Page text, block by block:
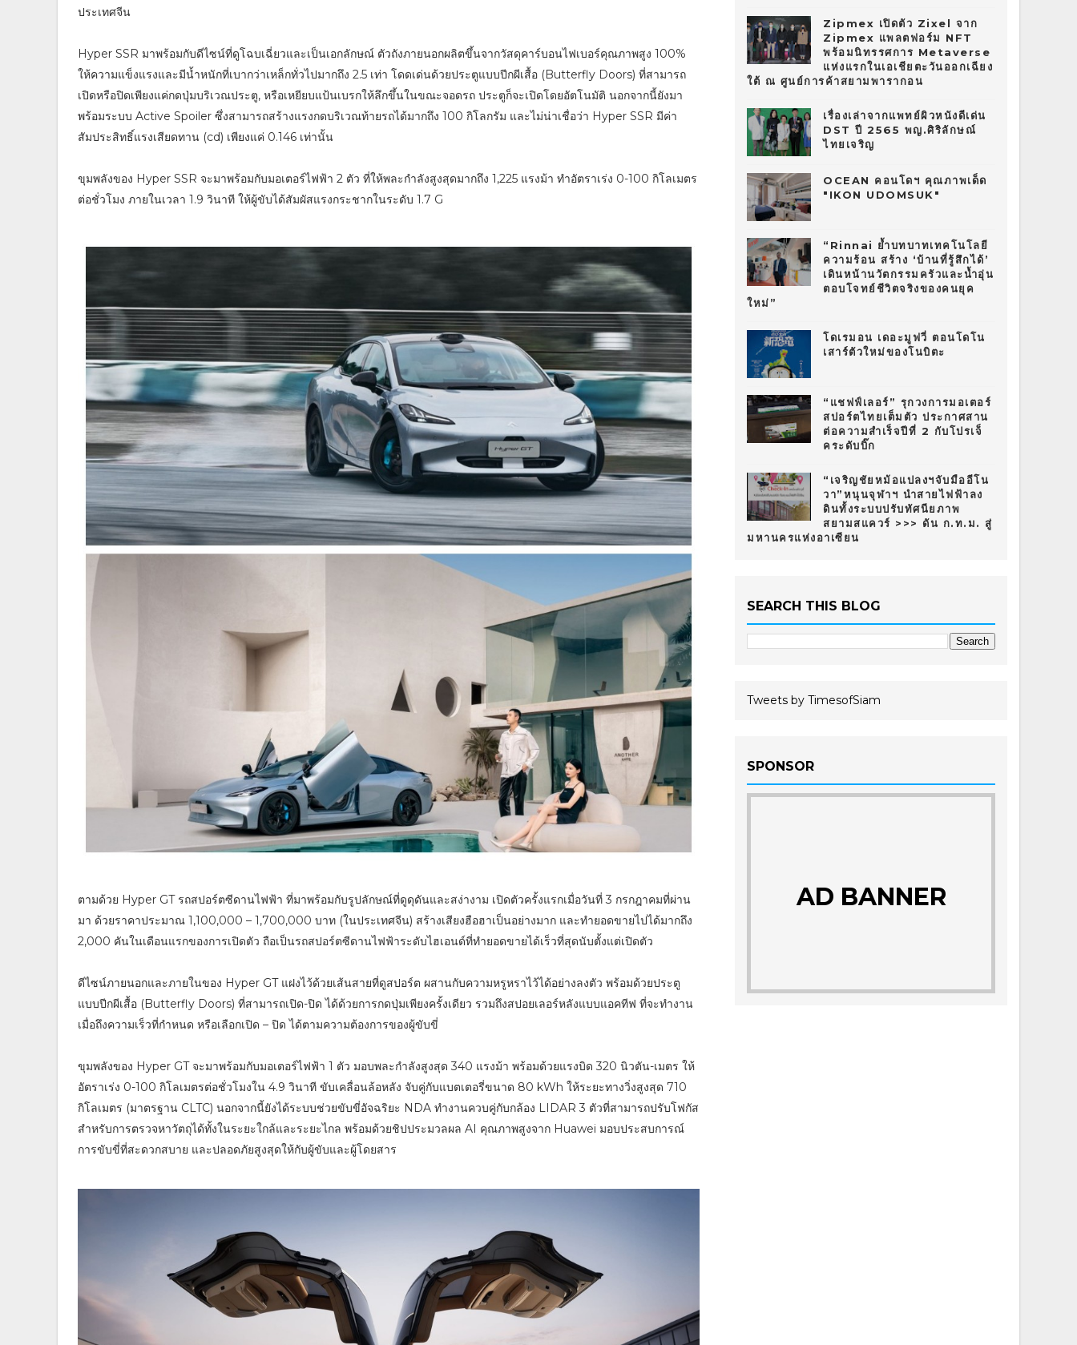
ประเทศจีน
Hyper SSR มาพร้อมกับดีไซน์ที่ดูโฉบเฉี่ยวและเป็นเอกลักษณ์ ตัวถังภายนอกผลิตขึ้นจากวัสดุคาร์บอนไฟเบอร์คุณภาพสูง 100%
ให้ความแข็งแรงและมีน้ำหนักที่เบากว่าเหล็กทั่วไปมากถึง 2.5 เท่า โดดเด่นด้วยประตูแบบปีกผีเสื้อ (Butterfly Doors) ที่สามารถ
เปิดหรือปิดเพียงแค่กดปุ่มบริเวณประตู, หรือเหยียบแป้นเบรกให้ลึกขึ้นในขณะจอดรถ ประตูก็จะเปิดโดยอัตโนมัติ นอกจากนี้ยังมา
พร้อมระบบ Active Spoiler ซึ่งสามารถสร้างแรงกดบริเวณท้ายรถได้มากถึง 100 กิโลกรัม และไม่น่าเชื่อว่า Hyper SSR มีค่า
สัมประสิทธิ์แรงเสียดทาน (cd) เพียงแค่ 0.146 เท่านั้น
ขุมพลังของ Hyper SSR จะมาพร้อมกับมอเตอร์ไฟฟ้า 2 ตัว ที่ให้พละกำลังสูงสุดมากถึง 1,225 แรงม้า ทำอัตราเร่ง 0-100 กิโลเมตร
ต่อชั่วโมง ภายในเวลา 1.9 วินาที ให้ผู้ขับได้สัมผัสแรงกระชากในระดับ 1.7 G
ตามด้วย Hyper GT รถสปอร์ตซีดานไฟฟ้า ที่มาพร้อมกับรูปลักษณ์ที่ดูดุดันและสง่างาม เปิดตัวครั้งแรกเมื่อวันที่ 3 กรกฎาคมที่ผ่าน
มา ด้วยราคาประมาณ 1,100,000 – 1,700,000 บาท (ในประเทศจีน) สร้างเสียงฮือฮาเป็นอย่างมาก และทำยอดขายไปได้มากถึง
2,000 คันในเดือนแรกของการเปิดตัว ถือเป็นรถสปอร์ตซีดานไฟฟ้าระดับไฮเอนด์ที่ทำยอดขายได้เร็วที่สุดนับตั้งแต่เปิดตัว
ดีไซน์ภายนอกและภายในของ Hyper GT แฝงไว้ด้วยเส้นสายที่ดูสปอร์ต ผสานกับความหรูหราไว้ได้อย่างลงตัว พร้อมด้วยประตู
แบบปีกผีเสื้อ (Butterfly Doors) ที่สามารถเปิด-ปิด ได้ด้วยการกดปุ่มเพียงครั้งเดียว รวมถึงสปอยเลอร์หลังแบบแอคทีฟ ที่จะทำงาน
เมื่อถึงความเร็วที่กำหนด หรือเลือกเปิด – ปิด ได้ตามความต้องการของผู้ขับขี่
ขุมพลังของ Hyper GT จะมาพร้อมกับมอเตอร์ไฟฟ้า 1 ตัว มอบพละกำลังสูงสุด 340 แรงม้า พร้อมด้วยแรงบิด 320 นิวตัน-เมตร ให้
อัตราเร่ง 0-100 กิโลเมตรต่อชั่วโมงใน 4.9 วินาที ขับเคลื่อนล้อหลัง จับคู่กับแบตเตอรี่ขนาด 80 kWh ให้ระยะทางวิ่งสูงสุด 710
กิโลเมตร (มาตรฐาน CLTC) นอกจากนี้ยังได้ระบบช่วยขับขี่อัจฉริยะ NDA ทำงานควบคู่กับกล้อง LIDAR 3 ตัวที่สามารถปรับโฟกัส
สำหรับการตรวจหาวัตถุได้ทั้งในระยะใกล้และระยะไกล พร้อมด้วยชิปประมวลผล AI คุณภาพสูงจาก Huawei มอบประสบการณ์
การขับขี่ที่สะดวกสบาย และปลอดภัยสูงสุดให้กับผู้ขับและผู้โดยสาร
Zipmex เปิดตัว Zixel จาก
Zipmex แพลตฟอร์ม NFT
พร้อมนิทรรศการ Metaverse
แห่งแรกในเอเชียตะวันออกเฉียง
ใต้ ณ ศูนย์การค้าสยามพารากอน
เรื่องเล่าจากแพทย์ผิวหนังดีเด่น
DST ปี 2565 พญ.ศิริลักษณ์
ไทยเจริญ
OCEAN คอนโดฯ คุณภาพเด็ด
"IKON UDOMSUK"
“Rinnai ย้ำบทบาทเทคโนโลยี
ความร้อน สร้าง ‘บ้านที่รู้สึกได้’
เดินหน้านวัตกรรมครัวและน้ำอุ่น
ตอบโจทย์ชีวิตจริงของคนยุค
ใหม่”
โดเรมอน เดอะมูฟวี่ ตอนโดโน
เสาร์ตัวใหม่ของโนบิตะ
“แชฟฟ์เลอร์” รุกวงการมอเตอร์
สปอร์ตไทยเต็มตัว ประกาศสาน
ต่อความสำเร็จปีที่ 2 กับโปรเจ็
คระดับบิ๊ก
“เจริญชัยหม้อแปลงฯจับมืออีโน
วา”หนุนจุฬาฯ นำสายไฟฟ้าลง
ดินทั้งระบบปรับทัศนียภาพ
สยามสแควร์ >>> ดัน ก.ท.ม. สู่
มหานครแห่งอาเซียน
SEARCH THIS BLOG
Tweets by TimesofSiam
SPONSOR
AD BANNER